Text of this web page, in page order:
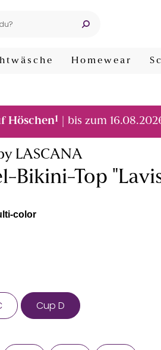
Homewear
Höschen1 | bis zum
LASCANA
Bikini-Top
color
Cup D